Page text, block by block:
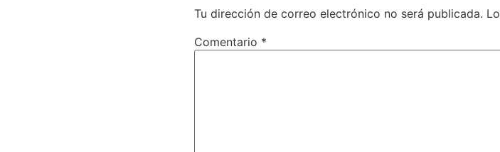
Tu dirección de correo electrónico no será publicada.
Comentario *